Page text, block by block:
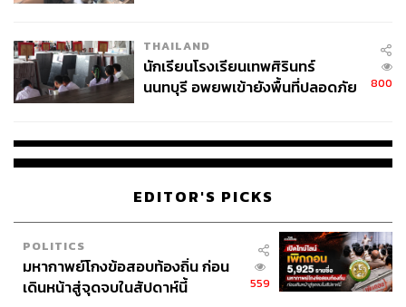
จ่ายหนี้-แอบระบุแบรนด์
THAILAND
นักเรียนโรงเรียนเทพศิรินทร์
นนทบุรี อพยพเข้ายังพื้นที่ปลอดภัย
800
EDITOR'S PICKS
POLITICS
มหากาพย์โกงข้อสอบท้องถิ่น ก่อน
เดินหน้าสู่จุดจบในสัปดาห์นี้
559